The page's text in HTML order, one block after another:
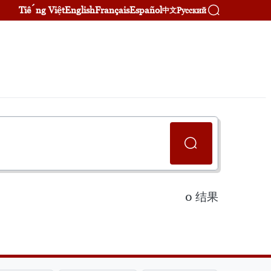
Tiếng ViệtEnglishFrançaisEspañol中文Русский
0 结果